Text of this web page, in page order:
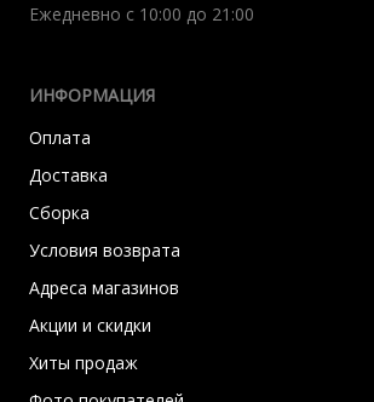
Ежедневно с 10:00 до 21:00
ИНФОРМАЦИЯ
Оплата
Доставка
Сборка
Условия возврата
Адреса магазинов
Акции и скидки
Хиты продаж